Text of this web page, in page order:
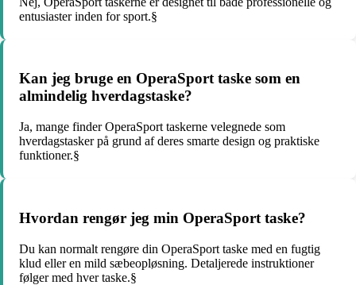
entusiaster inden for sport.§
Kan jeg bruge en OperaSport taske som en
almindelig hverdagstaske?
Ja, mange finder OperaSport taskerne velegnede som
hverdagstasker på grund af deres smarte design og praktiske
funktioner.§
Hvordan rengør jeg min OperaSport taske?
Du kan normalt rengøre din OperaSport taske med en fugtig
klud eller en mild sæbeopløsning. Detaljerede instruktioner
følger med hver taske.§